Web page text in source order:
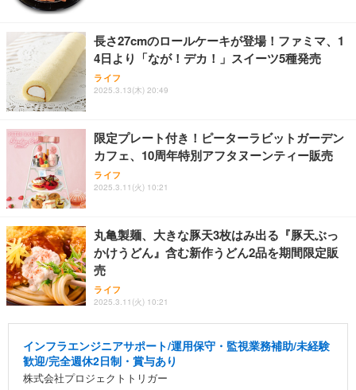
長さ27cmのロールケーキが登場！ファミマ、1
4日より「なが！デカ！」スイーツ5種発売
ライフ
2025.3.13(木) 20:49
限定プレート付き！ピーターラビットガーデン
カフェ、10周年特別アフタヌーンティー販売
ライフ
2025.3.11(火) 10:21
丸亀製麺、大きな豚天3枚はみ出る『豚天ぶっ
かけうどん』含む新作うどん2品を期間限定販
売
ライフ
2025.3.11(火) 10:21
インフラエンジニアサポート/運用保守・監視業務補助/未経験
歓迎/完全週休2日制・賞与あり
株式会社プロジェクトトリガー